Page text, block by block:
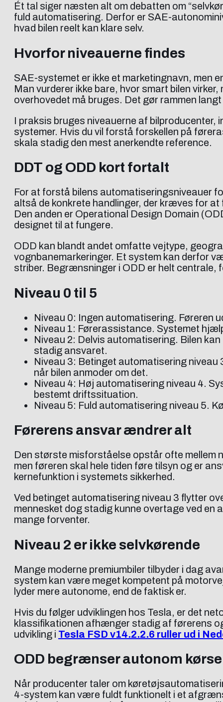
Ét tal siger næsten alt om debatten om
fuld automatisering. Derfor er SAE-
hvad bilen reelt kan klare selv.
Hvorfor niveauerne findes
SAE-systemet er ikke et marketingnavn, men
Man vurderer ikke bare, hvor smart bilen
overhovedet må bruges. Det gør rammen
I praksis bruges niveauerne af
systemer. Hvis du vil forstå forskellen på
skala stadig den mest anerkendte reference.
DDT og ODD kort fortalt
For at forstå bilens automatiseringsniveauer
altså de konkrete handlinger, der kræves for
Den anden er Operational Design Domain
designet til at fungere.
ODD kan blandt andet omfatte vejtype,
vognbanemarkeringer. Et system kan derfor
striber. Begrænsninger i ODD er helt centrale,
Niveau 0 til 5
Niveau 0: Ingen automatisering. Føreren
Niveau 1: Førerassistance. Systemet
Niveau 2: Delvis automatisering. Bilen
stadig ansvaret.
Niveau 3: Betinget automatisering
når bilen anmoder om det.
Niveau 4: Høj automatisering niveau 4.
bestemt driftssituation.
Niveau 5: Fuld automatisering niveau 5.
Førerens ansvar ændrer alt
Den største misforståelse opstår ofte mellem
men føreren skal hele tiden føre tilsyn og er
kernefunktion i systemets sikkerhed.
Ved betinget automatisering niveau 3 flytter
mennesket dog stadig kunne overtage ved en
mange forventer.
Niveau 2 er ikke selvkørende
Mange moderne premiumbiler tilbyder i dag
system kan være meget kompetent på
lyder mere autonome, end de faktisk er.
Hvis du følger udviklingen hos Tesla, er det
klassifikationen afhænger stadig af førerens
udvikling i Tesla FSD v14.2.2.6 ruller ud i
ODD begrænser autonom
Når producenter taler om
4-system kan være fuldt funktionelt i et